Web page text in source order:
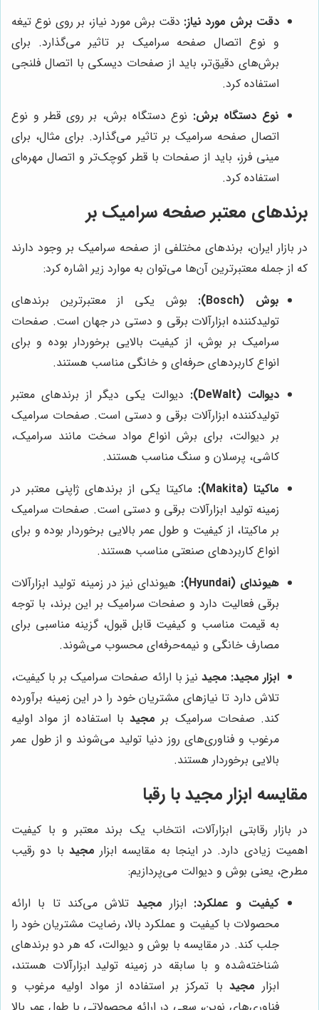
دقت برش مورد نیاز: دقت برش مورد نیاز، بر روی نوع تیغه
و نوع اتصال صفحه سرامیک بر تاثیر می‌گذارد. برای
برش‌های دقیق‌تر، باید از صفحات دیسکی با اتصال فلنجی
استفاده کرد.
نوع دستگاه برش: نوع دستگاه برش، بر روی قطر و نوع
اتصال صفحه سرامیک بر تاثیر می‌گذارد. برای مثال، برای
مینی فرز، باید از صفحات با قطر کوچک‌تر و اتصال مهره‌ای
استفاده کرد.
برندهای معتبر صفحه سرامیک بر
در بازار ایران، برندهای مختلفی از صفحه سرامیک بر وجود دارند
که از جمله معتبرترین آن‌ها می‌توان به موارد زیر اشاره کرد:
بوش (Bosch):
بوش یکی از معتبرترین برندهای
تولیدکننده ابزارآلات برقی و دستی در جهان است. صفحات
سرامیک بر بوش، از کیفیت بالایی برخوردار بوده و برای
انواع کاربردهای حرفه‌ای و خانگی مناسب هستند.
دیوالت (DeWalt):
دیوالت یکی دیگر از برندهای معتبر
تولیدکننده ابزارآلات برقی و دستی است. صفحات سرامیک
بر دیوالت، برای برش انواع مواد سخت مانند سرامیک،
کاشی، پرسلان و سنگ مناسب هستند.
ماکیتا (Makita):
ماکیتا یکی از برندهای ژاپنی معتبر در
زمینه تولید ابزارآلات برقی و دستی است. صفحات سرامیک
بر ماکیتا، از کیفیت و طول عمر بالایی برخوردار بوده و برای
انواع کاربردهای صنعتی مناسب هستند.
هیوندای (Hyundai):
هیوندای نیز در زمینه تولید ابزارآلات
برقی فعالیت دارد و صفحات سرامیک بر این برند، با توجه
به قیمت مناسب و کیفیت قابل قبول، گزینه مناسبی برای
مصارف خانگی و نیمه‌حرفه‌ای محسوب می‌شوند.
ابزار مجید: مجید نیز با ارائه صفحات سرامیک بر با کیفیت،
تلاش دارد تا نیازهای مشتریان خود را در این زمینه برآورده
کند. صفحات سرامیک بر مجیدبا استفاده از مواد اولیه
مرغوب و فناوری‌های روز دنیا تولید می‌شوند و از طول عمر
بالایی برخوردار هستند.
مقایسه ابزارمجیدبا رقبا
در بازار رقابتی ابزارآلات، انتخاب یک برند معتبر و با کیفیت
اهمیت زیادی دارد. در اینجا به مقایسه ابزار مجید با دو رقیب
مطرح، یعنی بوش و دیوالت می‌پردازیم:
کیفیت و عملکرد: ابزار مجید تلاش می‌کند تا با ارائه
محصولات با کیفیت و عملکرد بالا، رضایت مشتریان خود را
جلب کند. در مقایسه با بوش و دیوالت، که هر دو برندهای
شناخته‌شده و با سابقه در زمینه تولید ابزارآلات هستند،
ابزار مجیدبا تمرکز بر استفاده از مواد اولیه مرغوب و